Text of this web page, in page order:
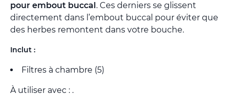
pour embout buccal. Ces derniers se glissent
directement dans l’embout buccal pour éviter que
des herbes remontent dans votre bouche.
Inclut :
Filtres à chambre (5)
À utiliser avec : .